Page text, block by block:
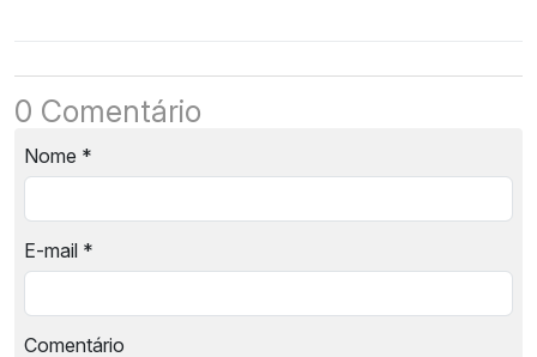
0 Comentário
Nome *
E-mail *
Comentário